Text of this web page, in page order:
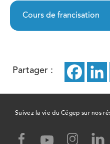
Partager : ce
lien
ouvrira
dans
Cours de francisation
Suivez la vie du Cégep sur nos
facebook,youtube,instagram,